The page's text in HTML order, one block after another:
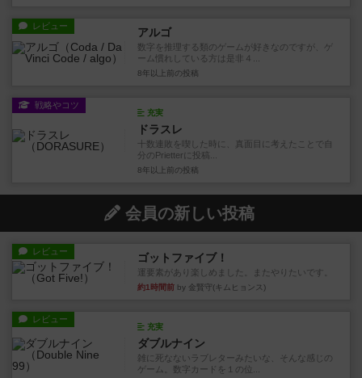
レビュー アルゴ
数字を推理する類のゲームが好きなのですが、ゲ
ーム慣れしている方は是非４...
8年以上前 の投稿
戦略やコツ
充実
ドラスレ
十数連敗を喫した時に、真面目に考えたことで自
分のPrietterに投稿...
8年以上前 の投稿
会員の新しい投稿
レビュー ゴットファイブ！
運要素があり楽しめました。またやりたいです。
約1時間前 by 金賢守(キムヒョンス)
レビュー
充実
ダブルナイン
雑に死なないラブレターみたいな、そんな感じの
ゲーム。数字カードを１の位...